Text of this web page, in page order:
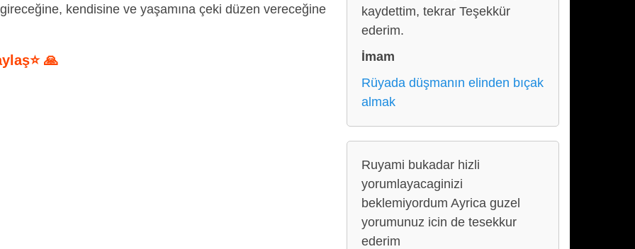
kendisine ve yaşamına çeki düzen vereceğine
🙏
kaydettim, tekrar Teşekkür
ederim.
İmam
Rüyada düşmanın elinden bıçak
almak
Ruyami bukadar hizli
yorumlayacaginizi
beklemiyordum Ayrica guzel
yorumunuz icin de tesekkur
ederim